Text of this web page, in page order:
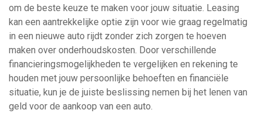
om de beste keuze te maken voor jouw situatie. Leasing
kan een aantrekkelijke optie zijn voor wie graag regelmatig
in een nieuwe auto rijdt zonder zich zorgen te hoeven
maken over onderhoudskosten. Door verschillende
financieringsmogelijkheden te vergelijken en rekening te
houden met jouw persoonlijke behoeften en financiële
situatie, kun je de juiste beslissing nemen bij het lenen van
geld voor de aankoop van een auto.